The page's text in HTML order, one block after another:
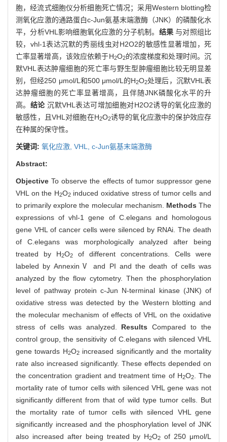
胞，经流式细胞仪分析细胞死亡情况；采用Western blotting检
测氧化应激的通路蛋白c-Jun氨基末端激酶（JNK）的磷酸化水
平，分析VHL影响细胞氧化应激的分子机制。 结果与对照组比
较，vhl-1表达沉默的秀丽线虫对H2O2的敏感性显著增加，死
亡率显著增高，该效应依赖于H2O2的浓度梯度和处理时间。沉
默VHL表达肿瘤细胞的死亡率与野生型肿瘤细胞比较无明显差
别，但经250 μmol/L和500 μmol/L的H2O2处理后，沉默VHL表
达肿瘤细胞的死亡率显著增高，且伴随JNK磷酸化水平的升
高。 结论沉默VHL表达可增加细胞对H2O2诱导的氧化应激的
敏感性，且VHL对细胞在H2O2诱导的氧化应激中的保护效应存
在种属的保守性。
关键词: 氧化应激, VHL, c-Jun氨基末端激酶
Abstract:
ObjectiveTo observe the effects of tumor suppressor gene
VHL on the H2O2induced oxidative stress of tumor cells and
to primarily explore the molecular mechanism. MethodsThe
expressions of vhl-1 gene of C.elegans and homologous
gene VHL of cancer cells were silenced by RNAi. The death
of C.elegans was morphologically analyzed after being
treated by H2O2
of different concentrations. Cells were
labeled by AnnexinⅤ and PI and the death of cells was
analyzed by the flow cytometry. Then the phosphorylation
level of pathway protein c-Jun N-terminal kinase (JNK) of
oxidative stress was detected by the Western blotting and
the molecular mechanism of effects of VHL on the oxidative
stress of cells was analyzed. ResultsCompared to the
control group, the sensitivity of C.elegans with silenced VHL
gene towards H2O2increased significantly and the mortality
rate also increased significantly. These effects depended on
the concentration gradient and treatment time of H2O2. The
mortality rate of tumor cells with silenced VHL gene was not
significantly different from that of wild type tumor cells. But
the mortality rate of tumor cells with silenced VHL gene
significantly increased and the phosphorylation level of JNK
also increased after being treated by H2O2 of 250 μmol/L